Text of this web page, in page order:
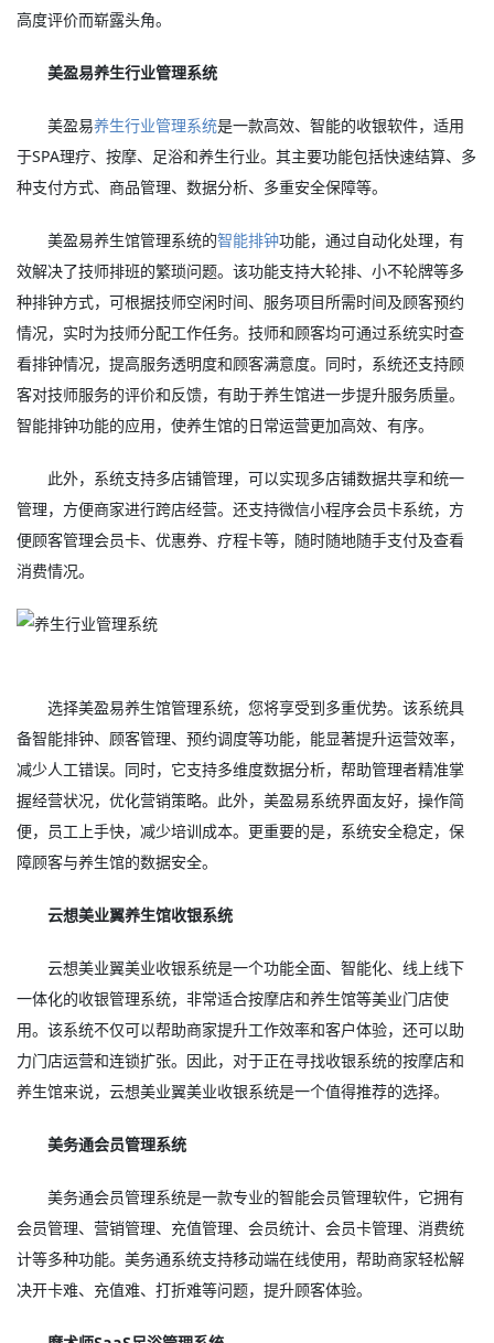
高度评价而崭露头角。
美盈易养生行业管理系统
美盈易养生行业管理系统是一款高效、智能的收银软件，适用
于SPA理疗、按摩、足浴和养生行业。其主要功能包括快速结算、多
种支付方式、商品管理、数据分析、多重安全保障等。
美盈易养生馆管理系统的智能排钟功能，通过自动化处理，有
效解决了技师排班的繁琐问题。该功能支持大轮排、小不轮牌等多
种排钟方式，可根据技师空闲时间、服务项目所需时间及顾客预约
情况，实时为技师分配工作任务。技师和顾客均可通过系统实时查
看排钟情况，提高服务透明度和顾客满意度。同时，系统还支持顾
客对技师服务的评价和反馈，有助于养生馆进一步提升服务质量。
智能排钟功能的应用，使养生馆的日常运营更加高效、有序。
此外，系统支持多店铺管理，可以实现多店铺数据共享和统一
管理，方便商家进行跨店经营。还支持微信小程序会员卡系统，方
便顾客管理会员卡、优惠券、疗程卡等，随时随地随手支付及查看
消费情况。
选择美盈易养生馆管理系统，您将享受到多重优势。该系统具
备智能排钟、顾客管理、预约调度等功能，能显著提升运营效率，
减少人工错误。同时，它支持多维度数据分析，帮助管理者精准掌
握经营状况，优化营销策略。此外，美盈易系统界面友好，操作简
便，员工上手快，减少培训成本。更重要的是，系统安全稳定，保
障顾客与养生馆的数据安全。
云想美业翼养生馆收银系统
云想美业翼美业收银系统是一个功能全面、智能化、线上线下
一体化的收银管理系统，非常适合按摩店和养生馆等美业门店使
用。该系统不仅可以帮助商家提升工作效率和客户体验，还可以助
力门店运营和连锁扩张。因此，对于正在寻找收银系统的按摩店和
养生馆来说，云想美业翼美业收银系统是一个值得推荐的选择。
美务通会员管理系统
美务通会员管理系统是一款专业的智能会员管理软件，它拥有
会员管理、营销管理、充值管理、会员统计、会员卡管理、消费统
计等多种功能。美务通系统支持移动端在线使用，帮助商家轻松解
决开卡难、充值难、打折难等问题，提升顾客体验。